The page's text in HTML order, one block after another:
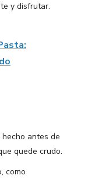
y disfrutar.
antes de
quede crudo.
como